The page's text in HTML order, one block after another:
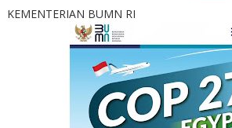
KEMENTERIAN BUMN RI